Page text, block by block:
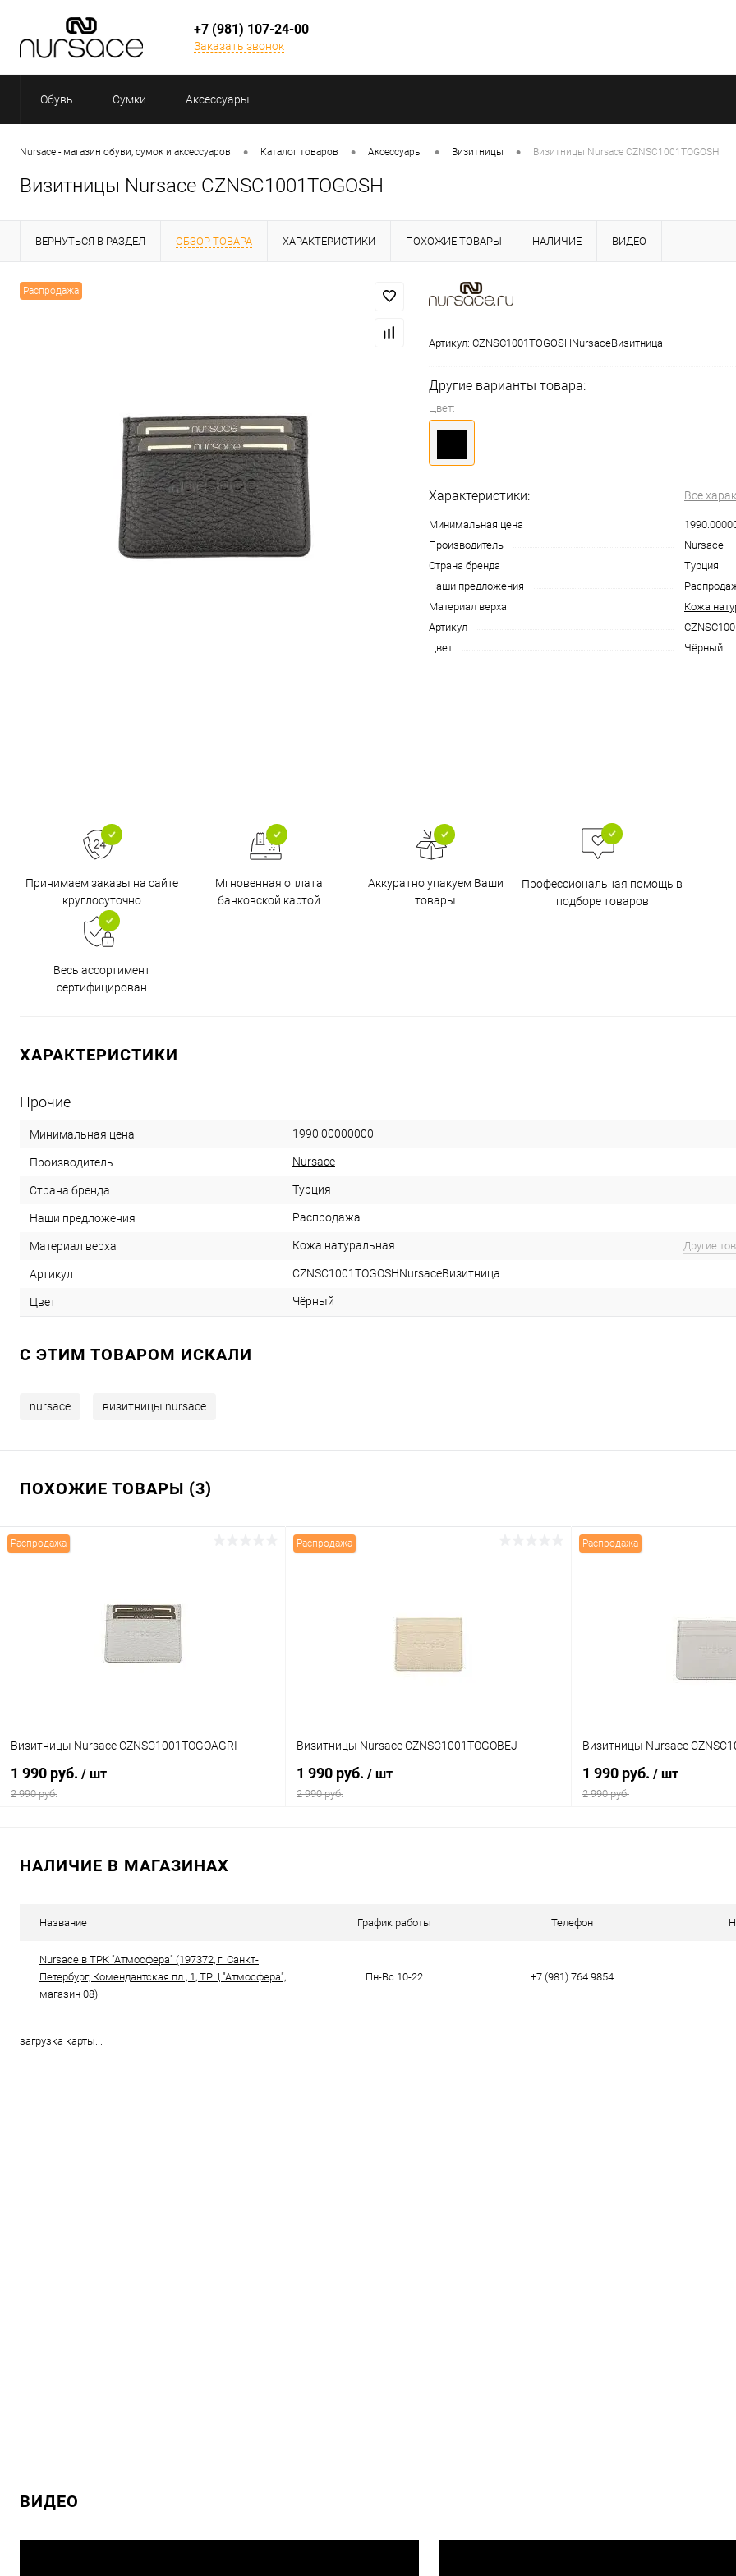
+7 (981) 107-24-00
Заказать звонок
Обувь Сумки Аксессуары
Nursace - магазин обуви, сумок и аксессуаров • Каталог товаров • Аксессуары • Визитницы • Визитницы Nursace CZNSC1001TOGOSH
Визитницы Nursace CZNSC1001TOGOSH
ВЕРНУТЬСЯ В РАЗДЕЛ ОБЗОР ТОВАРА ХАРАКТЕРИСТИКИ ПОХОЖИЕ ТОВАРЫ НАЛИЧИЕ ВИДЕО
Распродажа
Артикул: CZNSC1001TOGOSHNursaceВизитница
Другие варианты товара:
Цвет:
Характеристики: Все
Минимальная цена
Производитель
Nursace
Страна бренда
Турция
Наши предложения
Материал верха
Кожа
Артикул
Цвет
Чёрный
Принимаем заказы на сайте
круглосуточно
Мгновенная оплата
банковской картой
Аккуратно упакуем Ваши
товары
Профессиональная помощь в
подборе товаров
Весь ассортимент
сертифицирован
ХАРАКТЕРИСТИКИ
Прочие
Минимальная цена 1990.00000000
Производитель Nursace
Страна бренда Турция
Наши предложения Распродажа
Материал верха Кожа натуральная Другие
Артикул CZNSC1001TOGOSHNursaceВизитница
Цвет Чёрный
C ЭТИМ ТОВАРОМ ИСКАЛИ
nursace визитницы nursace
ПОХОЖИЕ ТОВАРЫ (3)
Распродажа
Визитницы Nursace CZNSC1001TOGOAGRI
1 990 руб. / шт
2 990 руб.
Распродажа
Визитницы Nursace CZNSC1001TOGOBEJ
1 990 руб. / шт
2 990 руб.
Распродажа
Визитницы Nursace
1 990 руб. / шт
2 990 руб.
НАЛИЧИЕ В МАГАЗИНАХ
Название График работы Телефон
Nursace в ТРК "Атмосфера" (197372, г. Санкт-
Петербург, Комендантская пл., 1, ТРЦ "Атмосфера",
магазин 08)
Пн-Вс 10-22 +7 (981) 764 9854
загрузка карты...
ВИДЕО